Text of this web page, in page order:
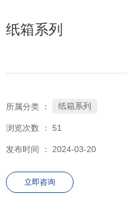
纸箱系列
所属分类 ： 纸箱系列
浏览次数 ： 51
发布时间 ： 2024-03-20
立即咨询